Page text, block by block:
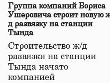
Группа компаний Бориса
Ушеровича строит новую
д развязку на станции
Тында
Строительство ж/д
развязки на станции
Тында начато
компанией